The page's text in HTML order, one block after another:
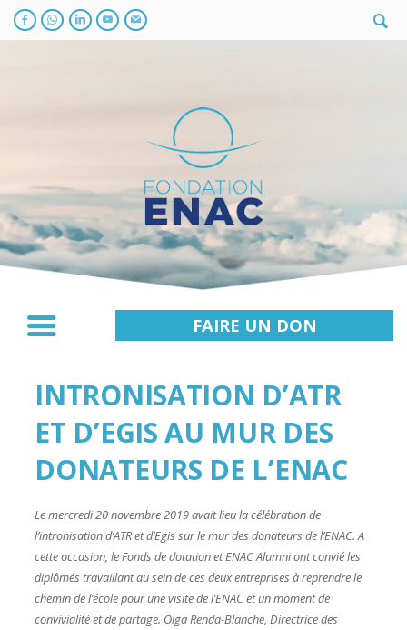
FAIRE UN DON
INTRONISATION D’ATR
ET D’EGIS AU MUR DES
DONATEURS DE L’ENAC
Le mercredi 20 novembre 2019 avait lieu la célébration de
l’intronisation d’ATR et d’Egis sur le mur des donateurs de l’ENAC. A
cette occasion, le Fonds de dotation et ENAC Alumni ont convié les
diplômés travaillant au sein de ces deux entreprises à reprendre le
chemin de l’école pour une visite de l’ENAC et un moment de
convivialité et de partage. Olga Renda-Blanche, Directrice des